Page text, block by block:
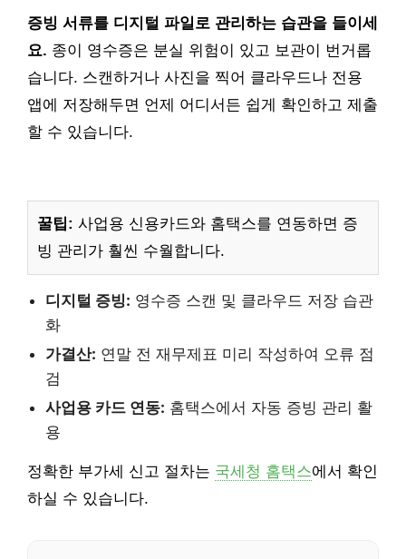
증빙 서류를 디지털 파일로 관리하는 습관을 들이세
요. 종이 영수증은 분실 위험이 있고 보관이 번거롭
습니다. 스캔하거나 사진을 찍어 클라우드나 전용
앱에 저장해두면 언제 어디서든 쉽게 확인하고 제출
할 수 있습니다.
꿀팁: 사업용 신용카드와 홈택스를 연동하면 증
빙 관리가 훨씬 수월합니다.
디지털 증빙: 영수증 스캔 및 클라우드 저장 습관
화
가결산: 연말 전 재무제표 미리 작성하여 오류 점
검
사업용 카드 연동: 홈택스에서 자동 증빙 관리 활
용
정확한 부가세 신고 절차는 국세청 홈택스에서 확인
하실 수 있습니다.